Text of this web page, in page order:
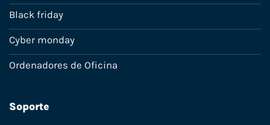
Black friday
Cyber monday
Ordenadores de Oficina
Soporte